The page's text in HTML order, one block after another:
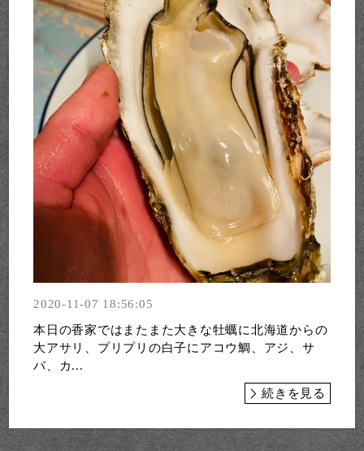
2020-11-07 18:56:05
本日の香家ではまたまた大きな牡蠣に北海道からの
大アサリ、プリプリの白子にアコウ鯛、アジ、サ
バ、カ...
続きを見る